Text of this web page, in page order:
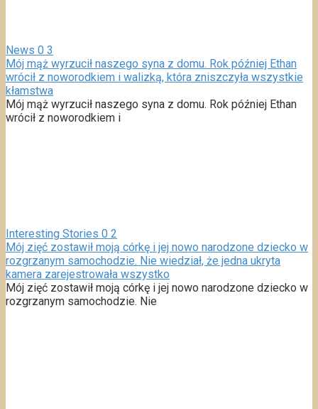
News 0 3
Mój mąż wyrzucił naszego syna z domu. Rok później Ethan
wrócił z noworodkiem i walizką, która zniszczyła wszystkie
kłamstwa
Mój mąż wyrzucił naszego syna z domu. Rok później Ethan
wrócił z noworodkiem i
Interesting Stories 0 2
Mój zięć zostawił moją córkę i jej nowo narodzone dziecko w
rozgrzanym samochodzie. Nie wiedział, że jedna ukryta
kamera zarejestrowała wszystko
Mój zięć zostawił moją córkę i jej nowo narodzone dziecko w
rozgrzanym samochodzie. Nie